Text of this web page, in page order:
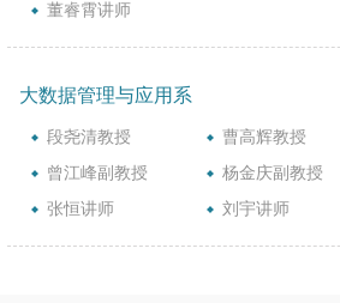
董睿霄讲师
大数据管理与应用系
段尧清教授 曹高辉教授
曾江峰副教授
杨金庆副教授
张恒讲师
刘宇讲师